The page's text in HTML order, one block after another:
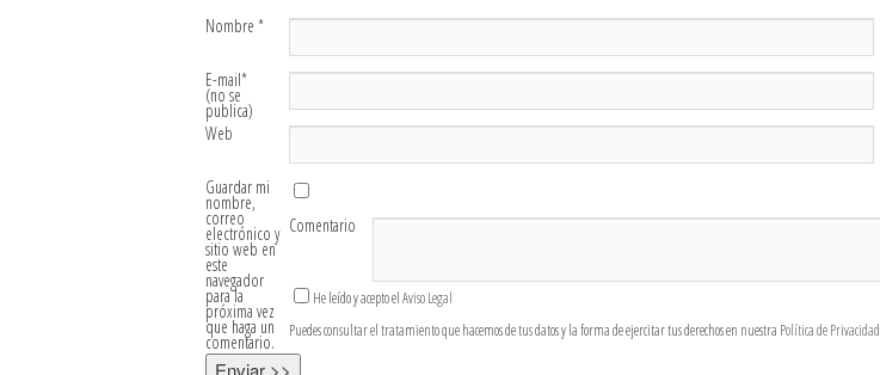
Nombre *
E-mail*
(no se
publica)
Web
Guardar mi
nombre,
correo
electrónico y
sitio web en
este
navegador
para la
próxima vez
que haga un
comentario.
Comentario
He leído y acepto elAviso Legal
Puedes consultar el tratamiento que hacemos de tus datos y la forma de ejercitar tus derechos en nuestra Política de Privacidad